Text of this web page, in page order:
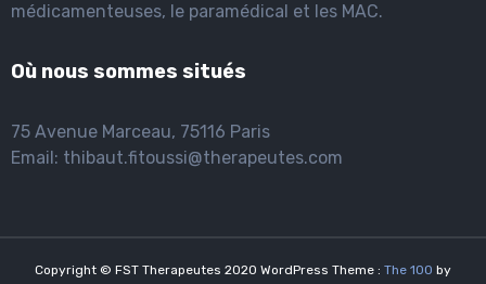
médicamenteuses, le paramédical et les MAC.
Où nous sommes situés
75 Avenue Marceau, 75116 Paris
Email: thibaut.fitoussi@therapeutes.com
Copyright © FST Therapeutes 2020 WordPress Theme : The 100 by